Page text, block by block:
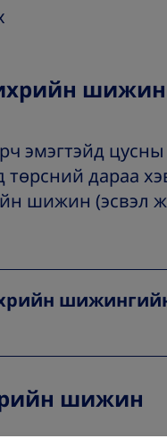
шижин
эмэгтэйд
дараа
шижин (эсвэл
шижин